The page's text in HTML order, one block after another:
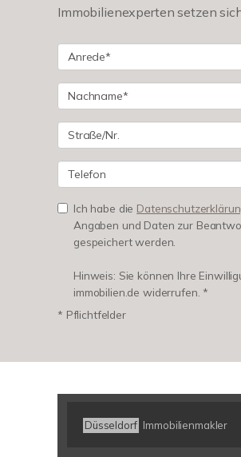
Immobilienexperten setzen
Ich habe die
Angaben und Daten zur
gespeichert werden.
Hinweis: Sie können Ihre
immobilien.de widerrufen. *
* Pflichtfelder
Düsseldorf Immobilienmakler